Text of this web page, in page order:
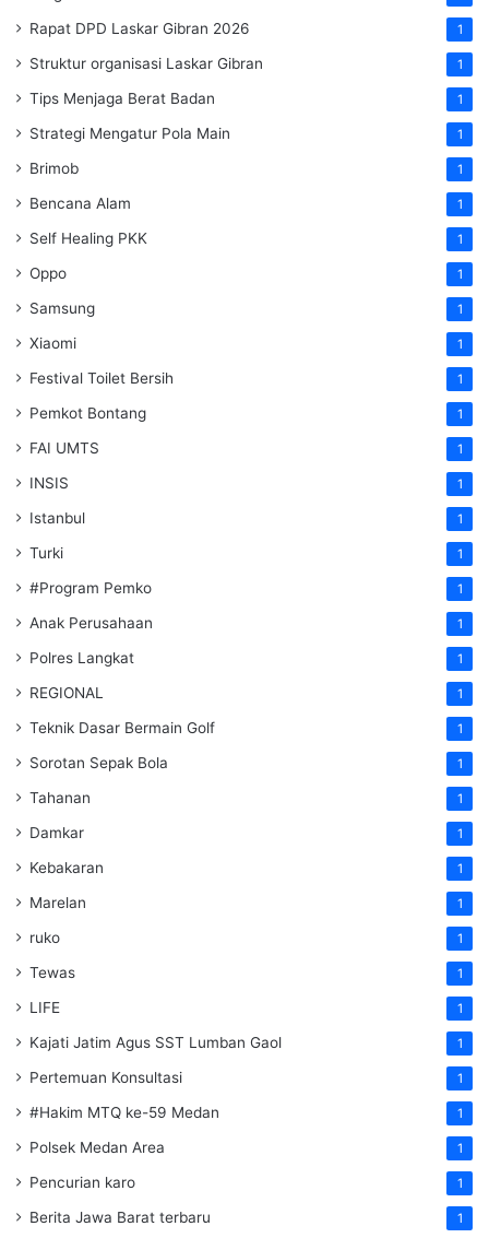
Rapat DPD Laskar Gibran 2026 1
Struktur organisasi Laskar Gibran 1
Tips Menjaga Berat Badan 1
Strategi Mengatur Pola Main 1
Brimob 1
Bencana Alam 1
Self Healing PKK 1
Oppo 1
Samsung 1
Xiaomi 1
Festival Toilet Bersih 1
Pemkot Bontang 1
FAI UMTS 1
INSIS 1
Istanbul 1
Turki 1
#Program Pemko 1
Anak Perusahaan 1
Polres Langkat 1
REGIONAL 1
Teknik Dasar Bermain Golf 1
Sorotan Sepak Bola 1
Tahanan 1
Damkar 1
Kebakaran 1
Marelan 1
ruko 1
Tewas 1
LIFE 1
Kajati Jatim Agus SST Lumban Gaol 1
Pertemuan Konsultasi 1
#Hakim MTQ ke-59 Medan 1
Polsek Medan Area 1
Pencurian karo 1
Berita Jawa Barat terbaru 1